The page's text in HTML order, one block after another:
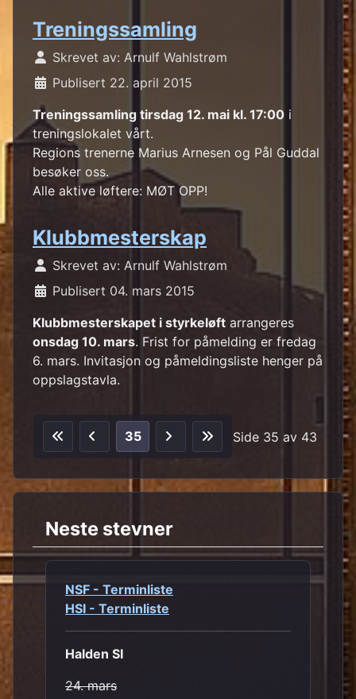
Treningssamling
Skrevet av: Arnulf Wahlstrøm
Publisert 22. april 2015
Treningssamling tirsdag 12. mai kl. 17:00 i
treningslokalet vårt.
Regions trenerne Marius Arnesen og Pål Guddal
besøker oss.
Alle aktive løftere: MØT OPP!
Klubbmesterskap
Skrevet av: Arnulf Wahlstrøm
Publisert 04. mars 2015
Klubbmesterskapet i styrkeløft arrangeres
onsdag 10. mars. Frist for påmelding er fredag
6. mars. Invitasjon og påmeldingsliste henger på
oppslagstavla.
Side 35 av 43
35
Neste stevner
NSF - Terminliste
HSI - Terminliste
Halden SI
24. mars